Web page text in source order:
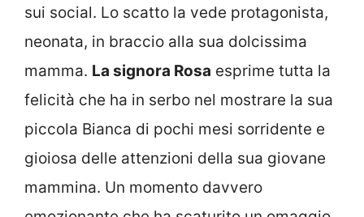
sui social. Lo scatto la vede protagonista,
neonata, in braccio alla sua dolcissima
mamma. La signora Rosa esprime tutta la
felicità che ha in serbo nel mostrare la sua
piccola Bianca di pochi mesi sorridente e
gioiosa delle attenzioni della sua giovane
mammina. Un momento davvero